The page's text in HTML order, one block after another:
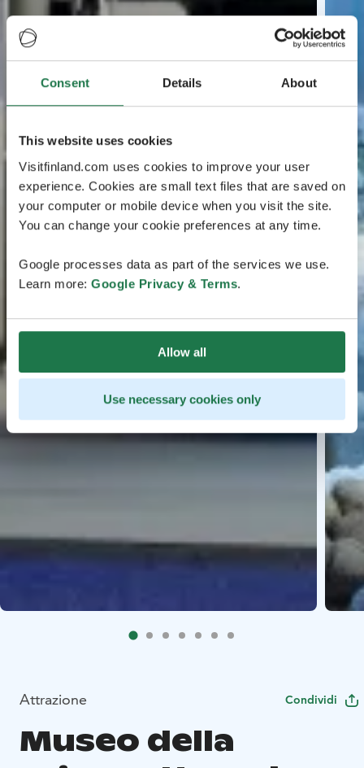
Consent Details About
This website uses cookies
Visitfinland.com uses cookies to improve your user
experience. Cookies are small text files that are saved on
your computer or mobile device when you visit the site.
You can change your cookie preferences at any time.
Google processes data as part of the services we use.
Learn more: Google Privacy & Terms.
Allow all
Use necessary cookies only
Attrazione Condividi
Museo della